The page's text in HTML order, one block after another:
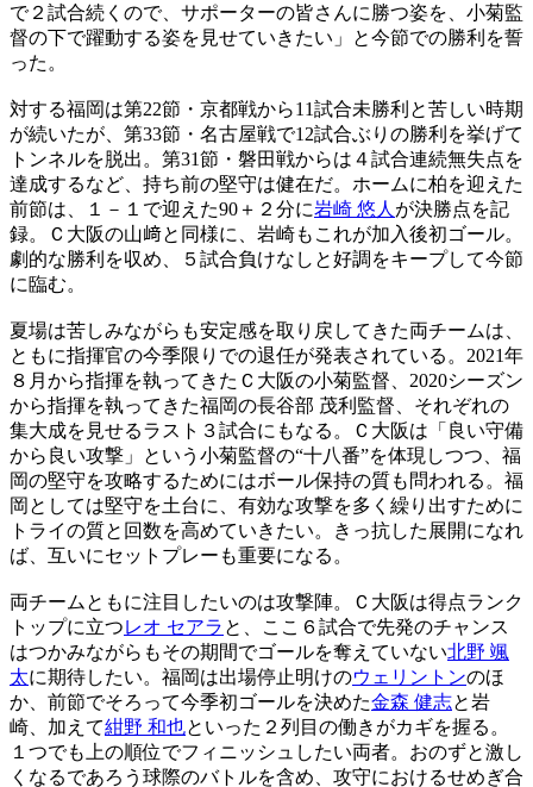
で２試合続くので、サポーターの皆さんに勝つ姿を、小菊監
督の下で躍動する姿を見せていきたい」と今節での勝利を誓
った。
対する福岡は第22節・京都戦から11試合未勝利と苦しい時期
が続いたが、第33節・名古屋戦で12試合ぶりの勝利を挙げて
トンネルを脱出。第31節・磐田戦からは４試合連続無失点を
達成するなど、持ち前の堅守は健在だ。ホームに柏を迎えた
前節は、１－１で迎えた90＋２分に岩崎 悠人 が決勝点を記
録。Ｃ大阪の山﨑と同様に、岩崎もこれが加入後初ゴール。
劇的な勝利を収め、５試合負けなしと好調をキープして今節
に臨む。
夏場は苦しみながらも安定感を取り戻してきた両チームは、
ともに指揮官の今季限りでの退任が発表されている。2021年
８月から指揮を執ってきたＣ大阪の小菊監督、2020シーズン
から指揮を執ってきた福岡の長谷部 茂利監督、それぞれの
集大成を見せるラスト３試合にもなる。Ｃ大阪は「良い守備
から良い攻撃」という小菊監督の“十八番”を体現しつつ、福
岡の堅守を攻略するためにはボール保持の質も問われる。福
岡としては堅守を土台に、有効な攻撃を多く繰り出すために
トライの質と回数を高めていきたい。きっ抗した展開になれ
ば、互いにセットプレーも重要になる。
両チームともに注目したいのは攻撃陣。Ｃ大阪は得点ランク
トップに立つレオ セアラ と、ここ６試合で先発のチャンス
はつかみながらもその期間でゴールを奪えていない北野 颯
太に期待したい。福岡は出場停止明けのウェリントンのほ
か、前節でそろって今季初ゴールを決めた金森 健志と岩
崎、加えて紺野 和也といった２列目の働きがカギを握る。
１つでも上の順位でフィニッシュしたい両者。おのずと激し
くなるであろう球際のバトルを含め、攻守におけるせめぎ合